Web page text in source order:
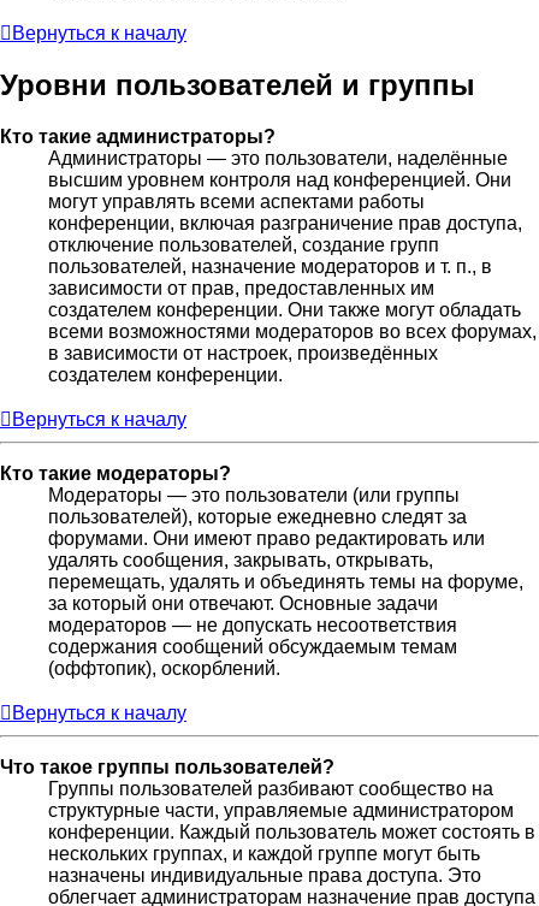
Вернуться к началу
Уровни пользователей и группы
Кто такие администраторы?
Администраторы — это пользователи, наделённые
высшим уровнем контроля над конференцией. Они
могут управлять всеми аспектами работы
конференции, включая разграничение прав доступа,
отключение пользователей, создание групп
пользователей, назначение модераторов и т. п., в
зависимости от прав, предоставленных им
создателем конференции. Они также могут обладать
всеми возможностями модераторов во всех форумах,
в зависимости от настроек, произведённых
создателем конференции.
Вернуться к началу
Кто такие модераторы?
Модераторы — это пользователи (или группы
пользователей), которые ежедневно следят за
форумами. Они имеют право редактировать или
удалять сообщения, закрывать, открывать,
перемещать, удалять и объединять темы на форуме,
за который они отвечают. Основные задачи
модераторов — не допускать несоответствия
содержания сообщений обсуждаемым темам
(оффтопик), оскорблений.
Вернуться к началу
Что такое группы пользователей?
Группы пользователей разбивают сообщество на
структурные части, управляемые администратором
конференции. Каждый пользователь может состоять в
нескольких группах, и каждой группе могут быть
назначены индивидуальные права доступа. Это
облегчает администраторам назначение прав доступа